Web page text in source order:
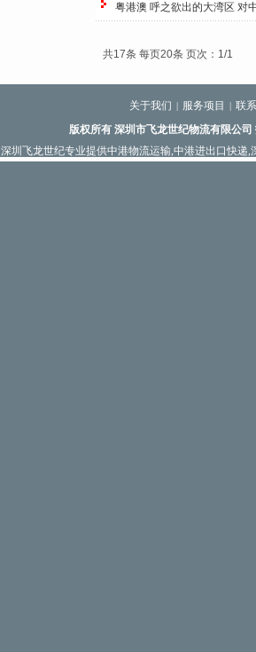
粤港澳 呼之欲出的大湾区 对
共17条 每页20条 页次：1/1
关于我们 | 服务项目 | 联
版权所有 深圳市飞龙世纪物流有限公司
深圳飞龙世纪专业提供中港物流运输,中港进出口快递,